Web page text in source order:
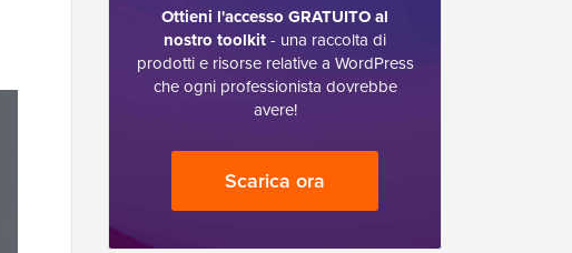
Ottieni l'accesso GRATUITO al
nostro toolkit- una raccolta di
prodotti e risorse relative a WordPress
che ogni professionista dovrebbe
avere!
Scarica ora